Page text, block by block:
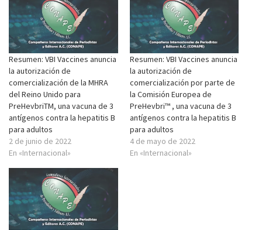
Resumen: VBI Vaccines anuncia
la autorización de
comercialización de la MHRA
del Reino Unido para
PreHevbriTM, una vacuna de 3
antígenos contra la hepatitis B
para adultos
2 de junio de 2022
En «Internacional»
Resumen: VBI Vaccines anuncia
la autorización de
comercialización por parte de
la Comisión Europea de
PreHevbri™ , una vacuna de 3
antígenos contra la hepatitis B
para adultos
4 de mayo de 2022
En «Internacional»